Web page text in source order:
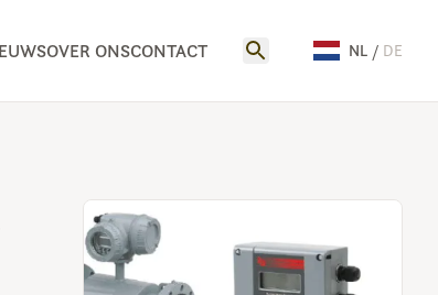
OVER ONSCONTACT NL / DE